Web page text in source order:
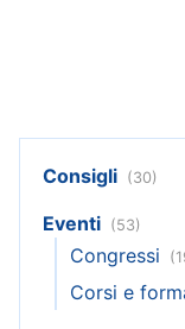
Consigli (30)
Eventi (53)
Congressi
Corsi e